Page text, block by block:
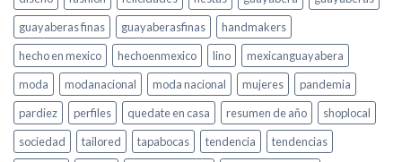
guayaberas finas
guayaberasfinas
handmakers
hecho en mexico
hechoenmexico lino
mexicanguayabera
moda
modanacional moda nacional mujeres
pandemia
pardiez
perfiles quedate en casa resumen de año
shoplocal
sociedad
tailored tapabocas tendencia
tendencias